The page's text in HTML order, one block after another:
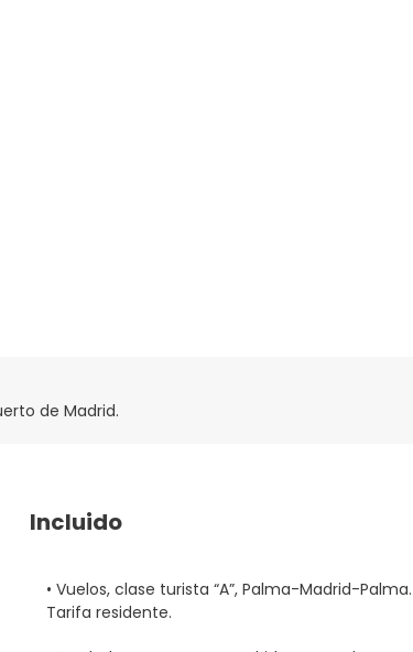
de Madrid.
Incluido
• Vuelos, clase turista “A”, Palma-Madrid-Palma.
Tarifa residente.